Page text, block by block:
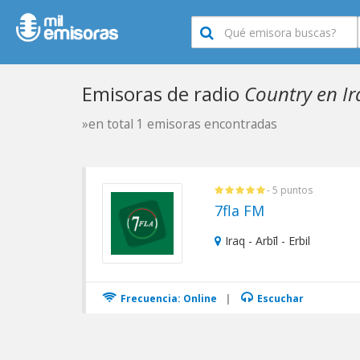
Emisoras de radio Country en
»en total 1 emisoras encontradas
- 5 puntos
7fla FM
Iraq - Arbīl - Erbil
Frecuencia: Online | Escuchar